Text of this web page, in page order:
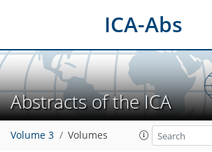
ICA-Abs
Abstracts of the ICA
Volume 3 Volumes